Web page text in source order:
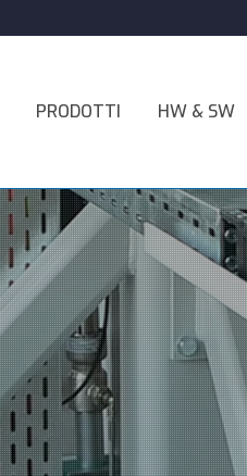
PRODOTTI HW & SW